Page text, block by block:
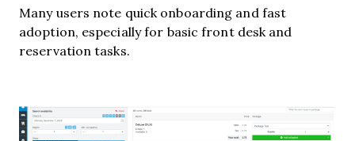
Many users note quick onboarding and fast
adoption, especially for basic front desk and
reservation tasks.